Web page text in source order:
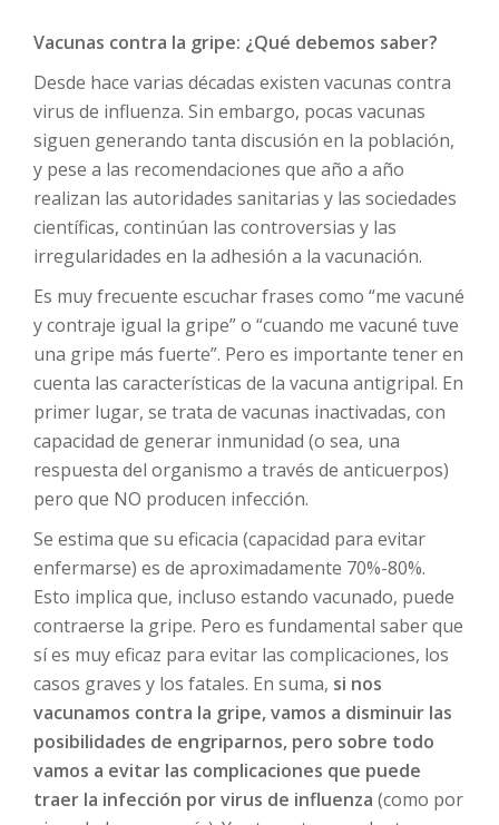
Vacunas contra la gripe: ¿Qué debemos saber?
Desde hace varias décadas existen vacunas contra
virus de influenza. Sin embargo, pocas vacunas
siguen generando tanta discusión en la población,
y pese a las recomendaciones que año a año
realizan las autoridades sanitarias y las sociedades
científicas, continúan las controversias y las
irregularidades en la adhesión a la vacunación.
Es muy frecuente escuchar frases como “me vacuné
y contraje igual la gripe” o “cuando me vacuné tuve
una gripe más fuerte”. Pero es importante tener en
cuenta las características de la vacuna antigripal. En
primer lugar, se trata de vacunas inactivadas, con
capacidad de generar inmunidad (o sea, una
respuesta del organismo a través de anticuerpos)
pero que NO producen infección.
Se estima que su eficacia (capacidad para evitar
enfermarse) es de aproximadamente 70%-80%.
Esto implica que, incluso estando vacunado, puede
contraerse la gripe. Pero es fundamental saber que
sí es muy eficaz para evitar las complicaciones, los
casos graves y los fatales. En suma, si nos
vacunamos contra la gripe, vamos a disminuir las
posibilidades de engriparnos, pero sobre todo
vamos a evitar las complicaciones que puede
traer la infección por virus de influenza (como por